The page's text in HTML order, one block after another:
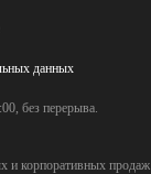
данных
без перерыва.
икорпоративных продаж